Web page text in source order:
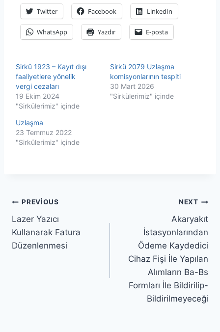
Twitter Facebook LinkedIn
WhatsApp Yazdır E-posta
Sirkü 1923 – Kayıt dışı
faaliyetlere yönelik
vergi cezaları
19 Ekim 2024
"Sirkülerimiz" içinde
Sirkü 2079 Uzlaşma
komisyonlarının tespiti
30 Mart 2026
"Sirkülerimiz" içinde
Uzlaşma
23 Temmuz 2022
"Sirkülerimiz" içinde
Yazı
gezinmesi
PREVIOUS
Lazer Yazıcı
Kullanarak Fatura
Düzenlenmesi
NEXT
Akaryakıt
İstasyonlarından
Ödeme Kaydedici
Cihaz Fişi İle Yapılan
Alımların Ba-Bs
Formları İle Bildirilip-
Bildirilmeyeceği